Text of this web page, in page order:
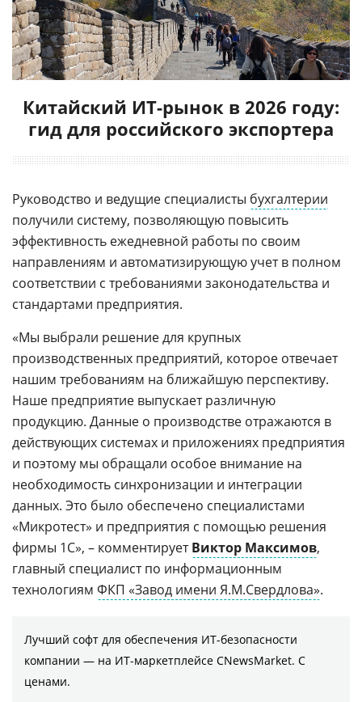
Китайский ИТ-рынок в 2026 году:
гид для российского экспортера
Руководство и ведущие специалисты бухгалтерии
получили систему, позволяющую повысить
эффективность ежедневной работы по своим
направлениям и автоматизирующую учет в полном
соответствии с требованиями законодательства и
стандартами предприятия.
«Мы выбрали решение для крупных
производственных предприятий, которое отвечает
нашим требованиям на ближайшую перспективу.
Наше предприятие выпускает различную
продукцию. Данные о производстве отражаются в
действующих системах и приложениях предприятия
и поэтому мы обращали особое внимание на
необходимость синхронизации и интеграции
данных. Это было обеспечено специалистами
«Микротест» и предприятия с помощью решения
фирмы 1С», – комментируетВиктор Максимов,
главный специалист по информационным
технологиям ФКП «Завод имени Я.М.Свердлова».
Лучший софт для обеспечения ИТ-безопасности
компании ― на ИТ-маркетплейсе CNewsMarket. С
ценами.